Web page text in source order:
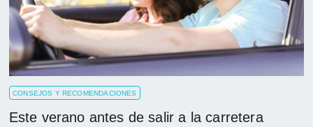
CONSEJOS Y RECOMENDACIONES
Este verano antes de salir a la carretera